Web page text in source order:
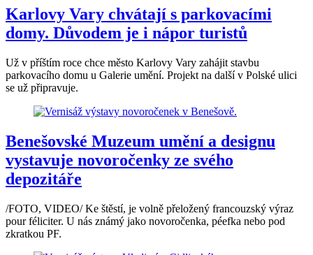
Karlovy Vary chvátají s parkovacími
domy. Důvodem je i nápor turistů
Už v příštím roce chce město Karlovy Vary zahájit stavbu
parkovacího domu u Galerie umění. Projekt na další v Polské ulici
se už připravuje.
Benešovské Muzeum umění a designu
vystavuje novoročenky ze svého
depozitáře
/FOTO, VIDEO/ Ke štěstí, je volně přeložený francouzský výraz
pour féliciter. U nás známý jako novoročenka, péefka nebo pod
zkratkou PF.